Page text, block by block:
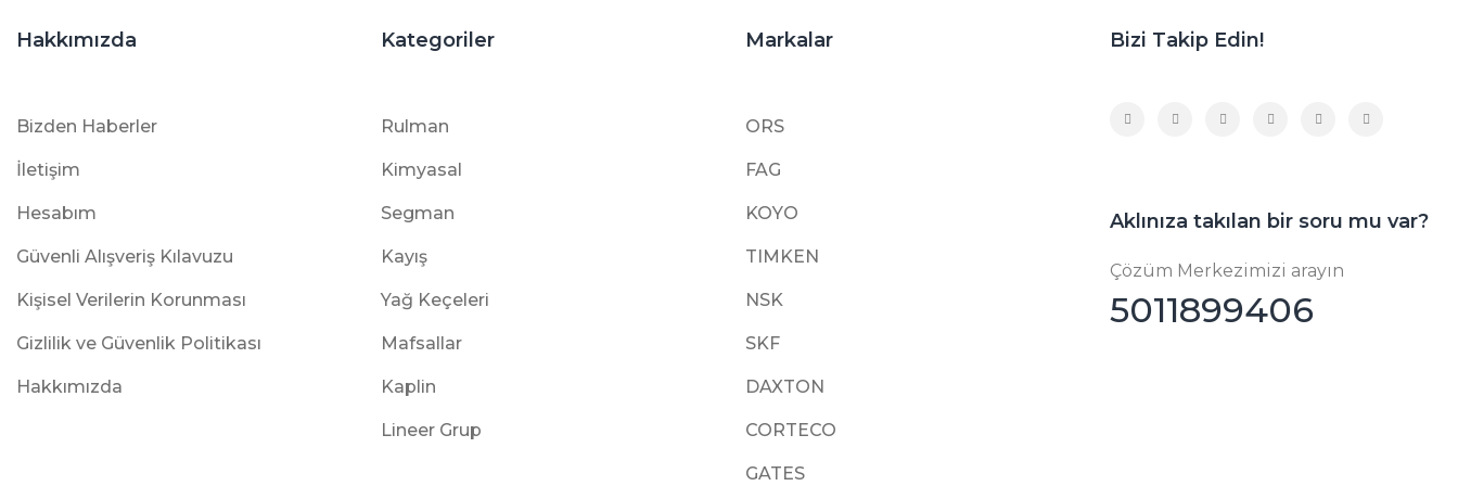
Hakkımızda
Bizden Haberler
İletişim
Hesabım
Güvenli Alışveriş Kılavuzu
Kişisel Verilerin Korunması
Gizlilik ve Güvenlik Politikası
Hakkımızda
Kategoriler
Rulman
Kimyasal
Segman
Kayış
Yağ Keçeleri
Mafsallar
Kaplin
Lineer Grup
Markalar
ORS
FAG
KOYO
TIMKEN
NSK
SKF
DAXTON
CORTECO
GATES
Bizi Takip Edin!
Aklınıza takılan bir soru mu var?
Çözüm Merkezimizi arayın
5011899406